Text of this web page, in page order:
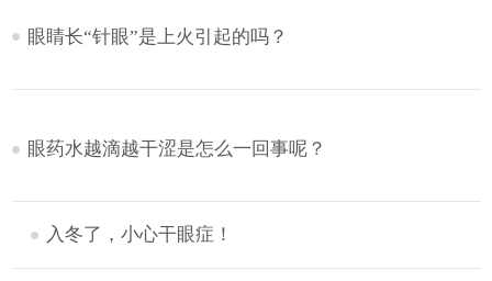
眼睛长“针眼”是上火引起的吗？
眼药水越滴越干涩是怎么一回事呢？
入冬了，小心干眼症！